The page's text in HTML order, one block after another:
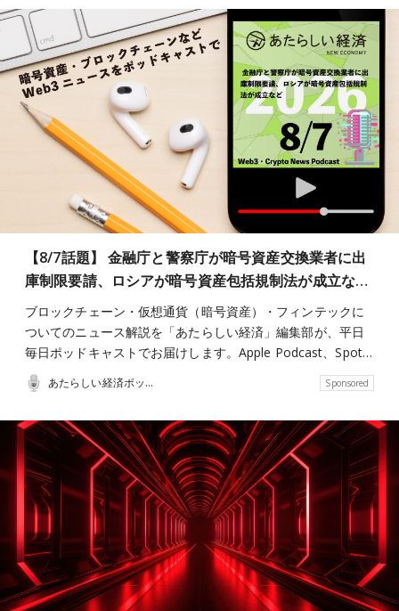
【8/7話題】 金融庁と警察庁が暗号資産交換業者に出
庫制限要請、ロシアが暗号資産包括規制法が成立な…
ブロックチェーン・仮想通貨（暗号資産）・フィンテックに
ついてのニュース解説を「あたらしい経済」編集部が、平日
毎日ポッドキャストでお届けします。Apple Podcast、Spot…
あたらしい経済ポッドキャスト Sponsored